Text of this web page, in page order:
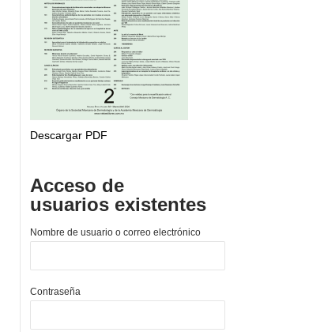
Descargar PDF
Acceso de
usuarios existentes
Nombre de usuario o correo electrónico
Contraseña